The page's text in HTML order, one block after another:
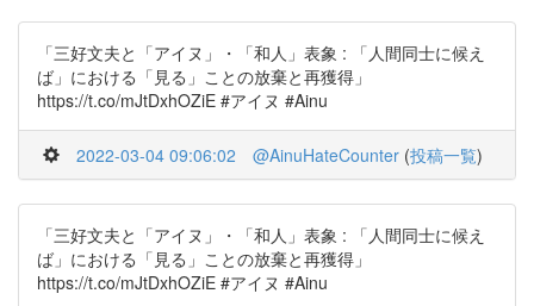
「三好文夫と「アイヌ」・「和人」表象 : 「人間同士に候え
ば」における「見る」ことの放棄と再獲得」
https://t.co/mJtDxhOZiE #アイヌ #Ainu
2022-03-04 09:06:02 @AinuHateCounter (投稿一覧)
「三好文夫と「アイヌ」・「和人」表象 : 「人間同士に候え
ば」における「見る」ことの放棄と再獲得」
https://t.co/mJtDxhOZiE #アイヌ #Ainu